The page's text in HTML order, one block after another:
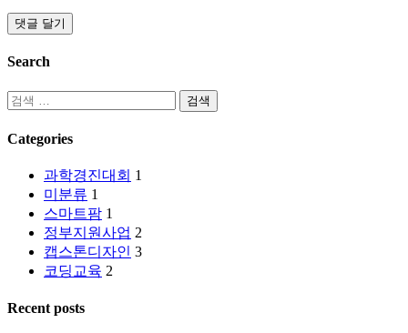
Search
Categories
과학경진대회 1
미분류 1
스마트팜 1
정부지원사업 2
캡스톤디자인 3
코딩교육 2
Recent posts